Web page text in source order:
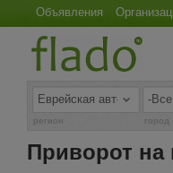
Объявления
регион город
Приворот